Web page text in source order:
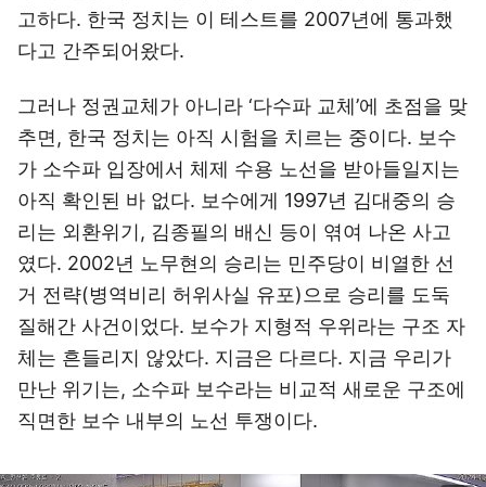
고하다. 한국 정치는 이 테스트를 2007년에 통과했
다고 간주되어왔다.
그러나 정권교체가 아니라 ‘다수파 교체’에 초점을 맞
추면, 한국 정치는 아직 시험을 치르는 중이다. 보수
가 소수파 입장에서 체제 수용 노선을 받아들일지는
아직 확인된 바 없다. 보수에게 1997년 김대중의 승
리는 외환위기, 김종필의 배신 등이 엮여 나온 사고
였다. 2002년 노무현의 승리는 민주당이 비열한 선
거 전략(병역비리 허위사실 유포)으로 승리를 도둑
질해간 사건이었다. 보수가 지형적 우위라는 구조 자
체는 흔들리지 않았다. 지금은 다르다. 지금 우리가
만난 위기는, 소수파 보수라는 비교적 새로운 구조에
직면한 보수 내부의 노선 투쟁이다.